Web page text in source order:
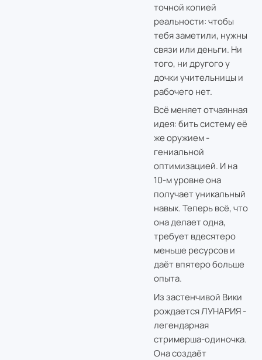
точной копией
реальности: чтобы
тебя заметили, нужны
связи или деньги. Ни
того, ни другого у
дочки учительницы и
рабочего нет.
Всё меняет отчаянная
идея: бить систему её
же оружием -
гениальной
оптимизацией. И на
10-м уровне она
получает уникальный
навык. Теперь всё, что
она делает одна,
требует вдесятеро
меньше ресурсов и
даёт впятеро больше
опыта.
Из застенчивой Вики
рождается ЛУНАРИЯ -
легендарная
стримерша-одиночка.
Она создаёт